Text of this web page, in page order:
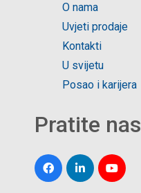
O nama
Uvjeti prodaje
Kontakti
U svijetu
Posao i karijera
Pratite nas